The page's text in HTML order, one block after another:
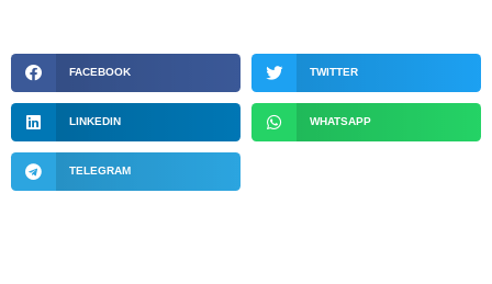
FACEBOOK TWITTER
LINKEDIN WHATSAPP
TELEGRAM